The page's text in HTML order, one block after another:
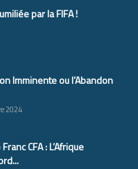
par la FIFA !
Imminente ou l’Abandon
2024
CFA : L’Afrique